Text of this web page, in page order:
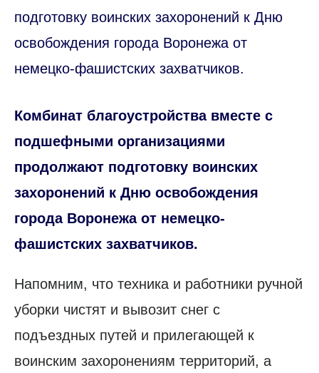
подготовку воинских захоронений к Дню
освобождения города Воронежа от
немецко-фашистских захватчиков.
Комбинат благоустройства вместе с
подшефными организациями
продолжают подготовку воинских
захоронений к Дню освобождения
города Воронежа от немецко-
фашистских захватчиков.
Напомним, что техника и работники ручной
уборки чистят и вывозит снег с
подъездных путей и прилегающей к
воинским захоронениям территорий, а